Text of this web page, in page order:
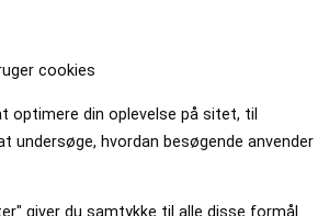
cookies
optimere din oplevelse på sitet, til
undersøge, hvordan besøgende anvender
giver du samtykke til alle disse formål.